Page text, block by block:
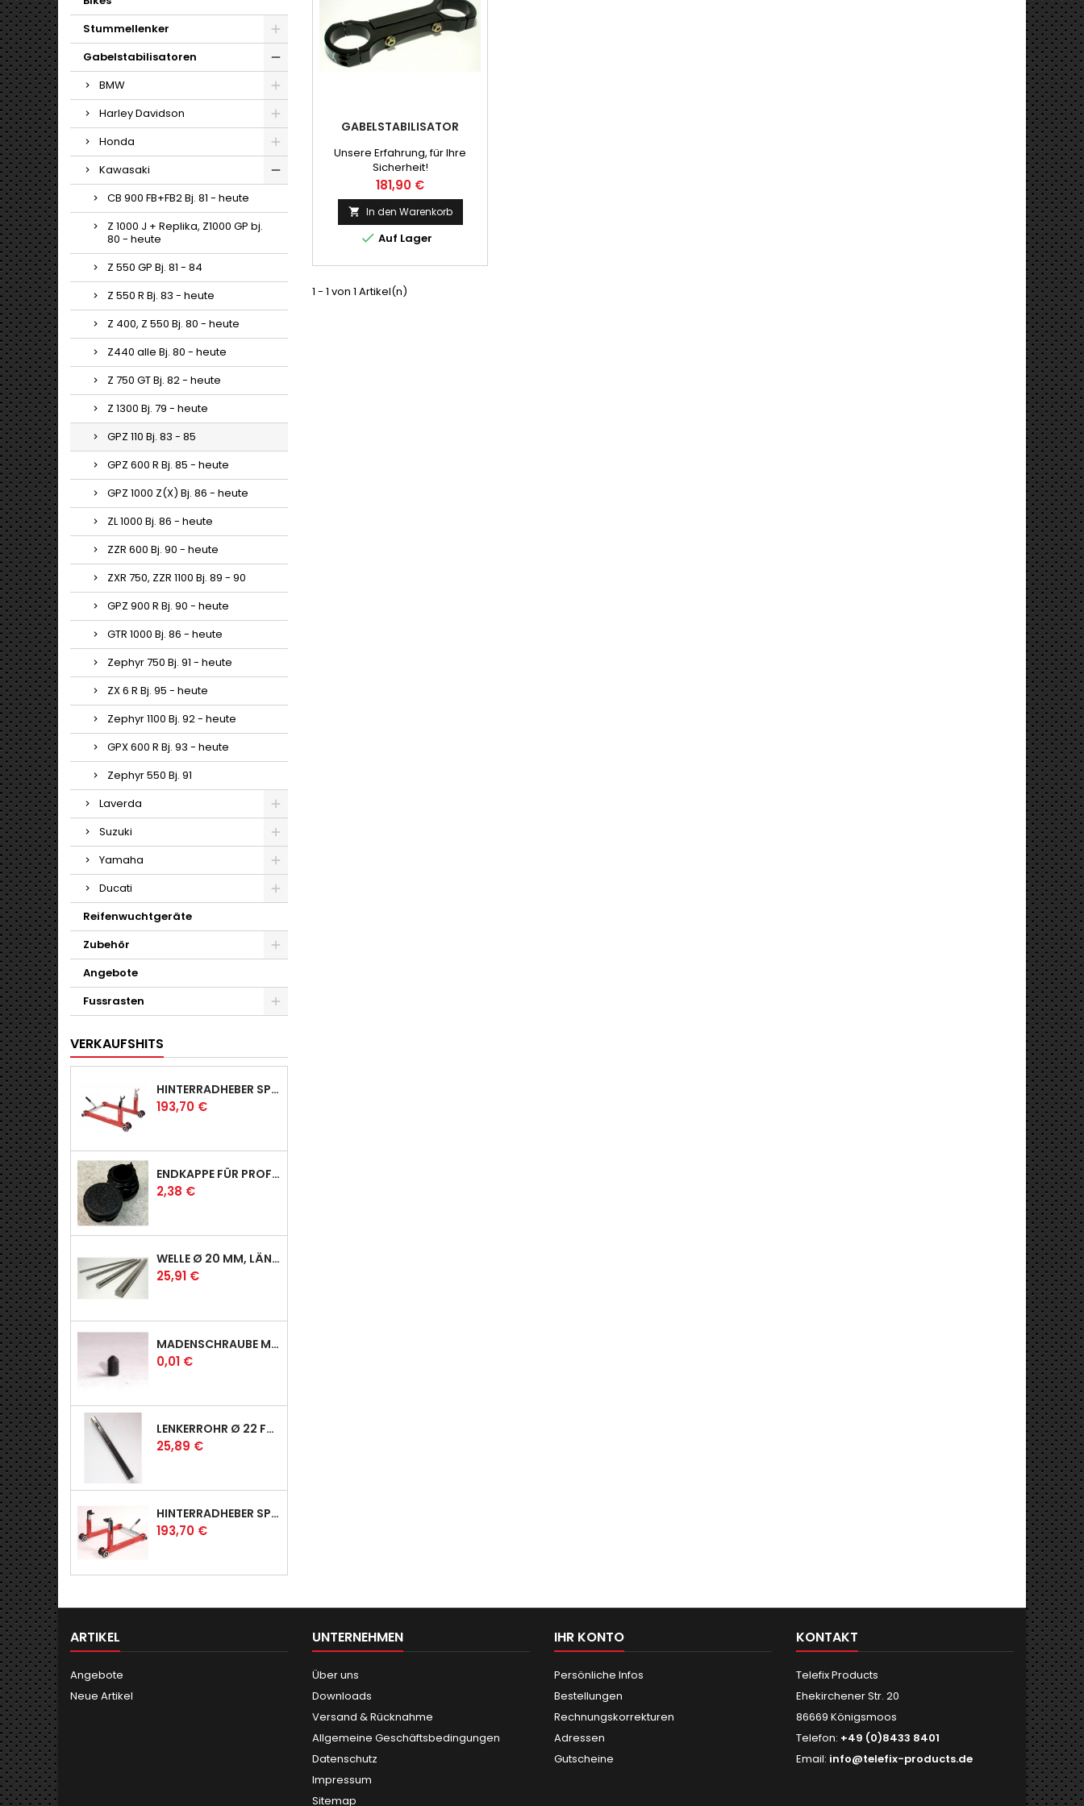
Stummellenker
Gabelstabilisatoren
BMW
Harley Davidson
Honda
Kawasaki
CB 900 FB+FB2 Bj. 81 - heute
Z 1000 J + Replika, Z1000 GP bj.
80 - heute
Z 550 GP Bj. 81 - 84
Z 550 R Bj. 83 - heute
Z 400, Z 550 Bj. 80 - heute
Z440 alle Bj. 80 - heute
Z 750 GT Bj. 82 - heute
Z 1300 Bj. 79 - heute
GPZ 110 Bj. 83 - 85
GPZ 600 R Bj. 85 - heute
GPZ 1000 Z(X) Bj. 86 - heute
ZL 1000 Bj. 86 - heute
ZZR 600 Bj. 90 - heute
ZXR 750, ZZR 1100 Bj. 89 - 90
GPZ 900 R Bj. 90 - heute
GTR 1000 Bj. 86 - heute
Zephyr 750 Bj. 91 - heute
ZX 6 R Bj. 95 - heute
Zephyr 1100 Bj. 92 - heute
GPX 600 R Bj. 93 - heute
Zephyr 550 Bj. 91
Laverda
Suzuki
Yamaha
Ducati
Reifenwuchtgeräte
Zubehör
Angebote
Fussrasten
VERKAUFSHITS
HINTERRADHEBER SPORT MIT KLAUEN-AUFNAHMEN
Preis
193,70 €
ENDKAPPE FÜR PROFI & RACER
Preis
2,38 €
WELLE Ø 20 MM, LÄNGE 390 MM
Preis
25,91 €
MADENSCHRAUBE MIT SPITZE
Preis
0,01 €
LENKERROHR Ø 22 FÜR PROFI & RACER
Preis
25,89 €
HINTERRADHEBER SPORT MIT UNIVERSAL-AUFNAHMEN
Preis
193,70 €
GABELSTABILISATOR
Unsere Erfahrung, für Ihre
Sicherheit!
Preis
181,90 €
 In den Warenkorb
 Auf Lager
1 - 1 von 1 Artikel(n)
ARTIKEL
Angebote
Neue Artikel
UNTERNEHMEN
Über uns
Downloads
Versand & Rücknahme
Allgemeine Geschäftsbedingungen
Datenschutz
Impressum
Sitemap
IHR KONTO
Persönliche Infos
Bestellungen
Rechnungskorrekturen
Adressen
Gutscheine
KONTAKT
Telefix Products
Ehekirchener Str. 20
86669 Königsmoos
Telefon: +49 (0)8433 8401
Email: info@telefix-products.de